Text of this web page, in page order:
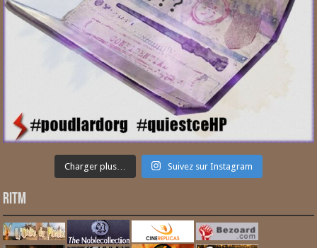
Charger plus… Suivez sur Instagram
RITM